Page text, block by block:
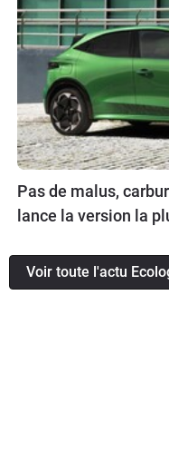
Pas de malus,
lance la version la
Voir toute l'actu